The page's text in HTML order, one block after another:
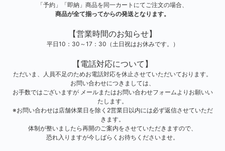
「予約」「即納」商品を同一カートにてご注文の場合、
商品が全て揃ってからの発送となります。
【営業時間のお知らせ】
平日10：30～17：30（土日祝はお休みです。）
【電話対応について】
ただいま、人員不足のためお電話対応を休止させていただいております。
お問い合わせにつきましては、
お手数ではございますが メールまたはお問い合わせフォームよりお願いい
たします。
※お問い合わせは店舗休業日を除く2営業日以内には必ず返信させていただ
きます。
体制が整いましたら再開のご案内をさせていただきますので、
恐れ入りますが今しばらくお待ちくださいませ。